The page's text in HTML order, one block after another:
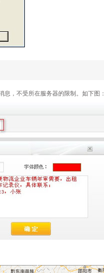
息，不受所在服务器的限制。如下图：